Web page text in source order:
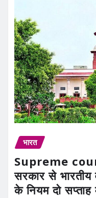
भारत
Supreme
सरकार से
के नियम दो